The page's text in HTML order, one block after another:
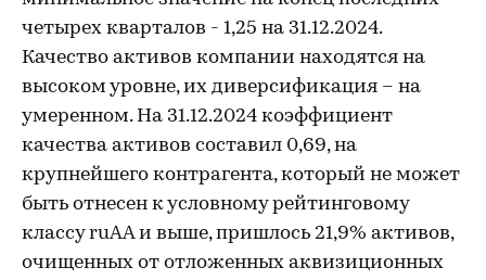
четырех кварталов - 1,25 на 31.12.2024.
Качество активов компании находятся на
высоком уровне, их диверсификация – на
умеренном. На 31.12.2024 коэффициент
качества активов составил 0,69, на
крупнейшего контрагента, который не может
быть отнесен к условному рейтинговому
классу ruAA и выше, пришлось 21,9% активов,
очищенных от отложенных аквизиционных